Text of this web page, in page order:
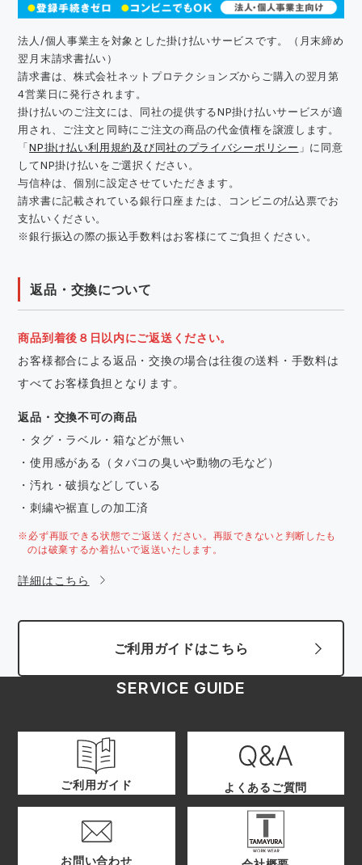
法人/個人事業主を対象とした掛け払いサービスです。（月末締め
翌月末請求書払い）
請求書は、株式会社ネットプロテクションズからご購入の翌月第
4営業日に発行されます。
掛け払いのご注文には、同社の提供するNP掛け払いサービスが適
用され、ご注文と同時にご注文の商品の代金債権を譲渡します。
「NP掛け払い利用規約及び同社のプライバシーポリシー 」に同意
してNP掛け払いをご選択ください。
与信枠は、個別に設定させていただきます。
請求書に記載されている銀行口座または、コンビニの払込票でお
支払いください。
※銀行振込の際の振込手数料はお客様にてご負担ください。
返品・交換について
商品到着後８日以内にご返送ください。
お客様都合による返品・交換の場合は往復の送料・手数料は
すべてお客様負担となります。
返品・交換不可の商品
・タグ・ラベル・箱などが無い
・使用感がある（タバコの臭いや動物の毛など）
・汚れ・破損などしている
・刺繍や裾直しの加工済
※必ず再販できる状態でご返送ください。再販できないと判断したも
のは破棄するか着払いで返送いたします。
詳細はこちら
ご利用ガイドはこちら
SERVICE GUIDE
ご利用ガイド よくあるご質問
お問い合わせ